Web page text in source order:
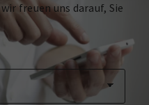
freuen uns darauf, Sie